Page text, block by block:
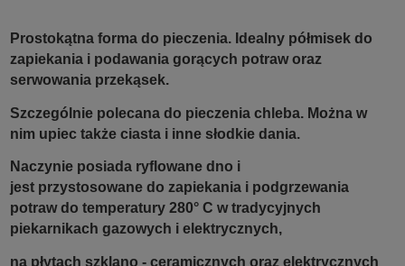
Prostokątna forma do pieczenia. Idealny półmisek do
zapiekania i podawania gorących potraw oraz
serwowania przekąsek.
Szczególnie polecana do pieczenia chleba. Można w
nim upiec także ciasta i inne słodkie dania.
Naczynie posiada ryflowane dno i
jest przystosowane do zapiekania i podgrzewania
potraw do temperatury 280° C w tradycyjnych
piekarnikach gazowych i elektrycznych,
na płytach szklano - ceramicznych oraz elektrycznych